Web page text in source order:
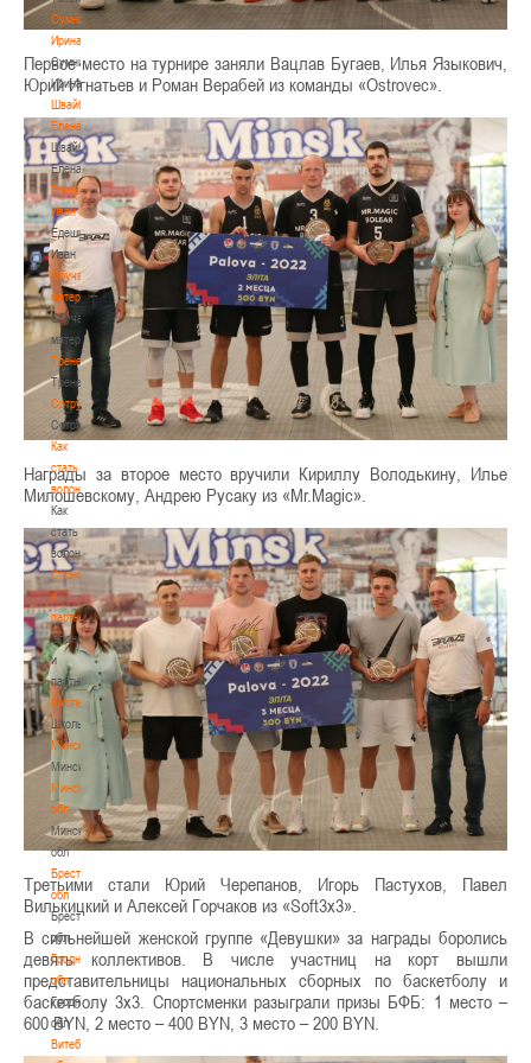
Сумникова
Ирина
Сумникова
Ирина
Швайбович
Елена
Швайбович
Елена
Едешко
Иван
Едешко
Иван
Обучающие
материалы
Обучающие
материалы
Тренерам
Тренерам
Сотрудничество
Сотрудничество
Как
стать
волонтером
Как
стать
волонтером
Спонсоры
и
партнеры
Спонсоры
и
партнеры
Школы
Школы
Минск
Минск
Минская
обл
Минская
обл
Брестская
обл
Брестская
обл
Гродненская
обл
Гродненская
обл
Витебская
Первое место на турнире заняли Вацлав Бугаев, Илья Языкович,
Юрий Игнатьев и Роман Верабей из команды «Ostrovec».
Награды за второе место вручили Кириллу Володькину, Илье
Милошевскому, Андрею Русаку из «Mr.Magic».
Третьими стали Юрий Черепанов, Игорь Пастухов, Павел
Вилькицкий и Алексей Горчаков из «Soft3x3».
В сильнейшей женской группе «Девушки» за награды боролись
девять коллективов. В числе участниц на корт вышли
представительницы национальных сборных по баскетболу и
баскетболу 3х3. Спортсменки разыграли призы БФБ: 1 место –
600 BYN, 2 место – 400 BYN, 3 место – 200 BYN.